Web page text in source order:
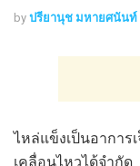
by ปรียานุช มหายศนันท์
ไหล่แข็งเป็นอาการ
เคลื่อนไหวได้จำกัด